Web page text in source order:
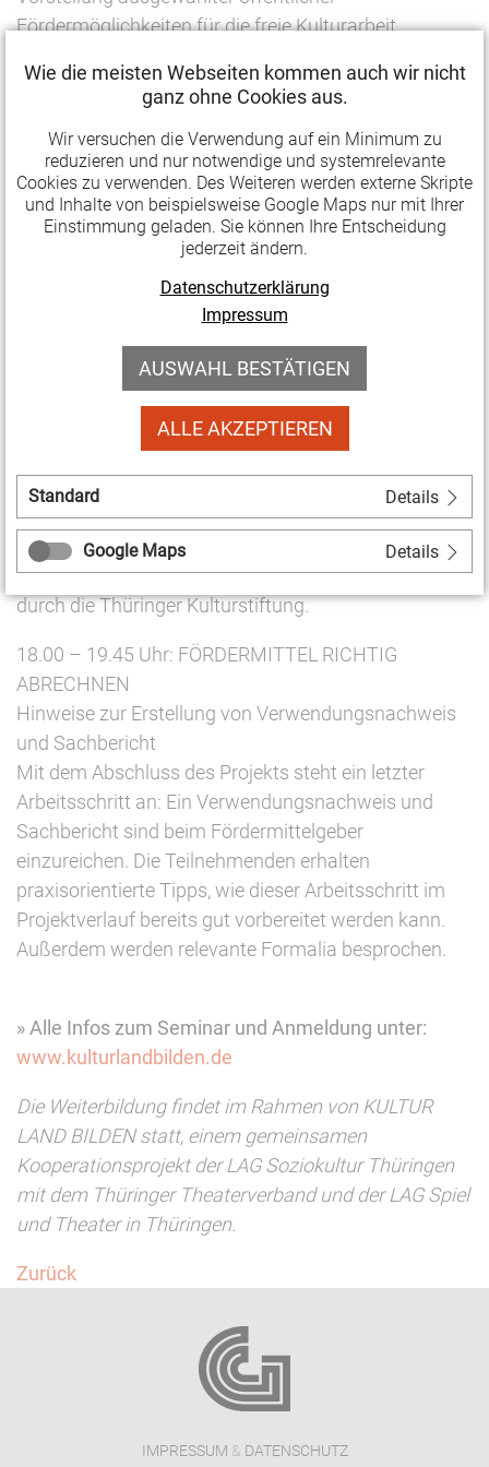
Fördermöglichkeiten für die freie Kulturarbeit
und Theater und Thüringer Theaterverband stellen
aktuelle Förderprogramme auf Bundes- und
Landesebene vor und geben Tipps für die
Antragstellung. Der Fokus liegt auf den Bereichen
Soziokultur, Darstellende Kunst und Ehrenamt.
16.00 – 17.45 Uhr: FÖRDERBEDINGUNGEN
Infos zu den Allgemeinen Nebenbestimmungen für
Empfänger verantwortlich alle rechtlichen
Vorschriften und Bedingungen einzuhalten. Dieser
Programmteil widmet sich insbesondere den
Allgemeinen Nebenbestimmungen für die
Projektförderung (ANBest-P) und gibt ausführlich
Hinweise zu relevanten Vorschriften – vorgestellt
durch die Thüringer Kulturstiftung.
18.00 – 19.45 Uhr: FÖRDERMITTEL RICHTIG
ABRECHNEN
Hinweise zur Erstellung von Verwendungsnachweis
und Sachbericht
Mit dem Abschluss des Projekts steht ein letzter
Arbeitsschritt an: Ein Verwendungsnachweis und
Sachbericht sind beim Fördermittelgeber
einzureichen. Die Teilnehmenden erhalten
praxisorientierte Tipps, wie dieser Arbeitsschritt im
Projektverlauf bereits gut vorbereitet werden kann.
Außerdem werden relevante Formalia besprochen.
» Alle Infos zum Seminar und Anmeldung unter:
www.kulturlandbilden.de
Die Weiterbildung findet im Rahmen von KULTUR
LAND BILDEN statt, einem gemeinsamen
Kooperationsprojekt der LAG Soziokultur Thüringen
mit dem Thüringer Theaterverband und der LAG Spiel
und Theater in Thüringen.
Zurück
IMPRESSUM & DATENSCHUTZ
Wie die meisten Webseiten kommen auch wir nicht
ganz ohne Cookies aus.
Wir versuchen die Verwendung auf ein Minimum zu
reduzieren und nur notwendige und systemrelevante
Cookies zu verwenden. Des Weiteren werden externe Skripte
und Inhalte von beispielsweise Google Maps nur mit Ihrer
Einstimmung geladen. Sie können Ihre Entscheidung
jederzeit ändern.
Datenschutzerklärung
Impressum
AUSWAHL BESTÄTIGEN
ALLE AKZEPTIEREN
Standard Details
Google Maps Details